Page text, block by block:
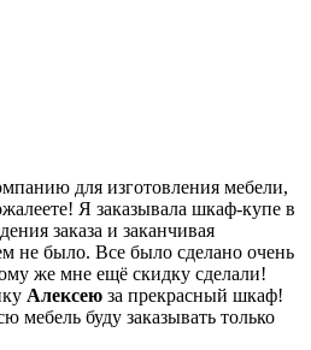
для изготовления мебели,
Я заказывала шкаф-купе в
заказа и заканчивая
не было. Все было сделано очень
же мне ещё скидку сделали!
Алексею за прекрасный шкаф!
мебель буду заказывать только